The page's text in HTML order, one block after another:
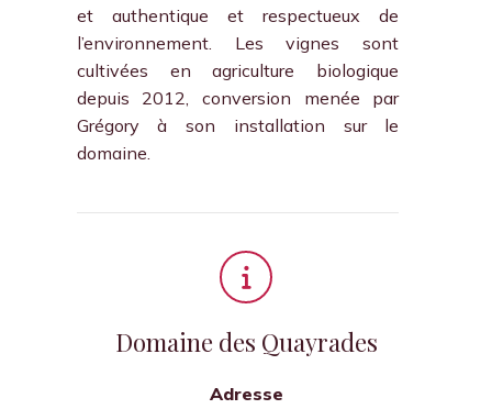
et authentique et respectueux de
l’environnement. Les vignes sont
cultivées en agriculture biologique
depuis 2012, conversion menée par
Grégory à son installation sur le
domaine.
Domaine des Quayrades
Adresse